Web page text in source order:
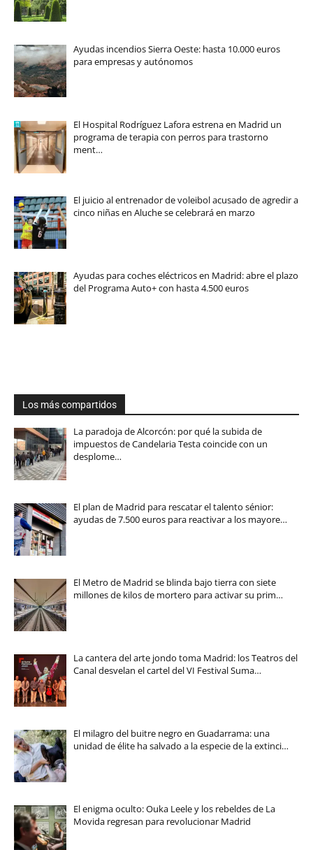
Ayudas incendios Sierra Oeste: hasta 10.000 euros
para empresas y autónomos
El Hospital Rodríguez Lafora estrena en Madrid un
programa de terapia con perros para trastorno
ment…
El juicio al entrenador de voleibol acusado de agredir a
cinco niñas en Aluche se celebrará en marzo
Ayudas para coches eléctricos en Madrid: abre el plazo
del Programa Auto+ con hasta 4.500 euros
Los más compartidos
La paradoja de Alcorcón: por qué la subida de
impuestos de Candelaria Testa coincide con un
desplome…
El plan de Madrid para rescatar el talento sénior:
ayudas de 7.500 euros para reactivar a los mayore…
El Metro de Madrid se blinda bajo tierra con siete
millones de kilos de mortero para activar su prim…
La cantera del arte jondo toma Madrid: los Teatros del
Canal desvelan el cartel del VI Festival Suma…
El milagro del buitre negro en Guadarrama: una
unidad de élite ha salvado a la especie de la extinci…
El enigma oculto: Ouka Leele y los rebeldes de La
Movida regresan para revolucionar Madrid